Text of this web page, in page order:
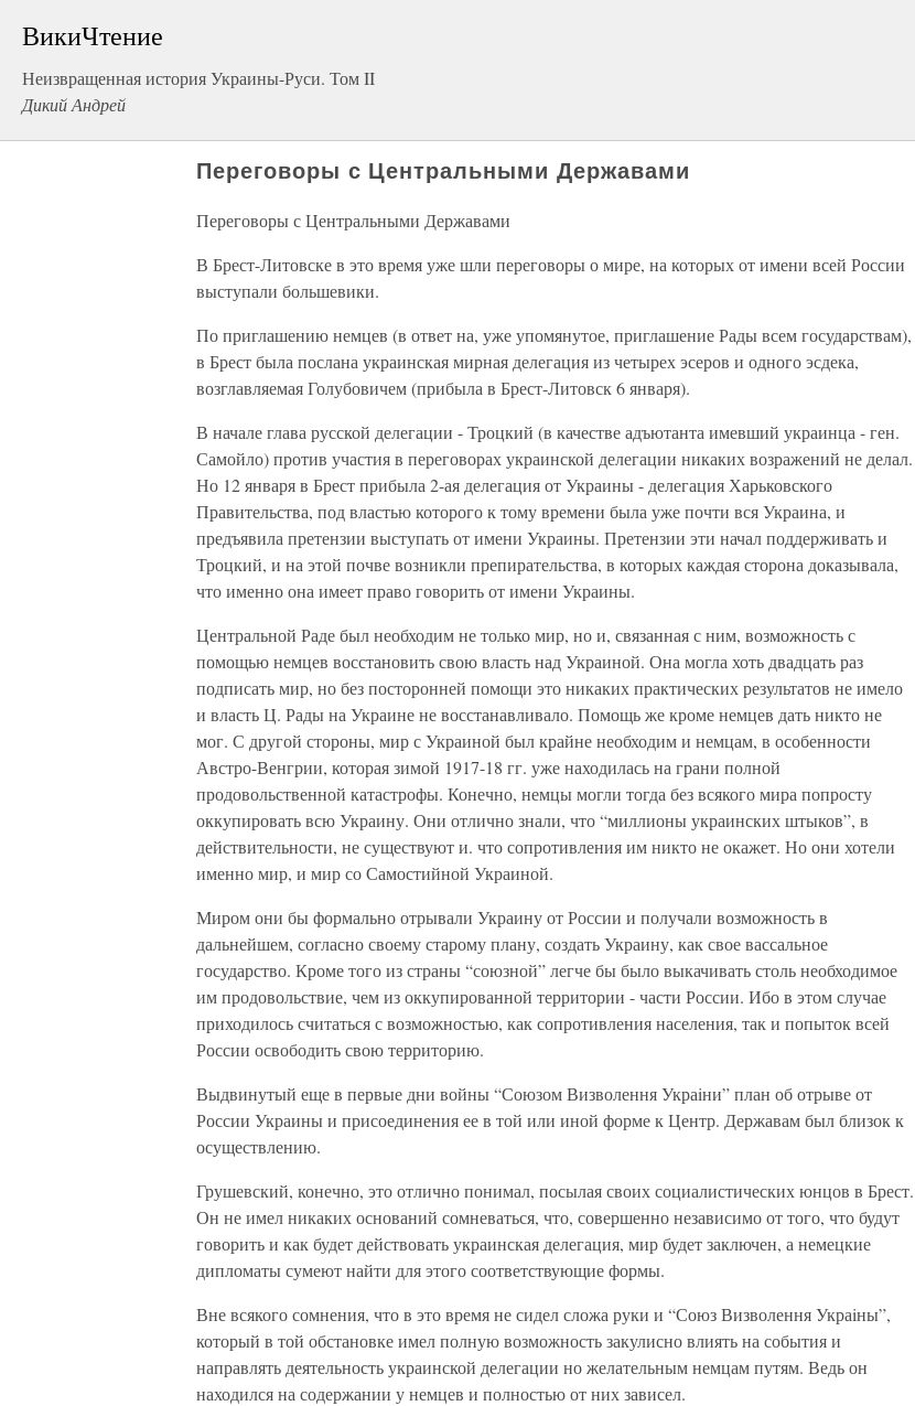
ВикиЧтение
Неизвращенная история Украины-Руси. Том II
Дикий Андрей
Переговоры с Центральными Державами
Переговоры с Центральными Державами
В Брест-Литовске в это время уже шли переговоры о мире, на которых от имени всей России
выступали большевики.
По приглашению немцев (в ответ на, уже упомянутое, приглашение Рады всем государствам),
в Брест была послана украинская мирная делегация из четырех эсеров и одного эсдека,
возглавляемая Голубовичем (прибыла в Брест-Литовск 6 января).
В начале глава русской делегации - Троцкий (в качестве адъютанта имевший украинца - ген.
Самойло) против участия в переговорах украинской делегации никаких возражений не делал.
Но 12 января в Брест прибыла 2-ая делегация от Украины - делегация Харьковского
Правительства, под властью которого к тому времени была уже почти вся Украина, и
предъявила претензии выступать от имени Украины. Претензии эти начал поддерживать и
Троцкий, и на этой почве возникли препирательства, в которых каждая сторона доказывала,
что именно она имеет право говорить от имени Украины.
Центральной Раде был необходим не только мир, но и, связанная с ним, возможность с
помощью немцев восстановить свою власть над Украиной. Она могла хоть двадцать раз
подписать мир, но без посторонней помощи это никаких практических результатов не имело
и власть Ц. Рады на Украине не восстанавливало. Помощь же кроме немцев дать никто не
мог. С другой стороны, мир с Украиной был крайне необходим и немцам, в особенности
Австро-Венгрии, которая зимой 1917-18 гг. уже находилась на грани полной
продовольственной катастрофы. Конечно, немцы могли тогда без всякого мира попросту
оккупировать всю Украину. Они отлично знали, что “миллионы украинских штыков”, в
действительности, не существуют и. что сопротивления им никто не окажет. Но они хотели
именно мир, и мир со Самостийной Украиной.
Миром они бы формально отрывали Украину от России и получали возможность в
дальнейшем, согласно своему старому плану, создать Украину, как свое вассальное
государство. Кроме того из страны “союзной” легче бы было выкачивать столь необходимое
им продовольствие, чем из оккупированной территории - части России. Ибо в этом случае
приходилось считаться с возможностью, как сопротивления населения, так и попыток всей
России освободить свою территорию.
Выдвинутый еще в первые дни войны “Союзом Визволення Украiни” план об отрыве от
России Украины и присоединения ее в той или иной форме к Центр. Державам был близок к
осуществлению.
Грушевский, конечно, это отлично понимал, посылая своих социалистических юнцов в Брест.
Он не имел никаких оснований сомневаться, что, совершенно независимо от того, что будут
говорить и как будет действовать украинская делегация, мир будет заключен, а немецкие
дипломаты сумеют найти для этого соответствующие формы.
Вне всякого сомнения, что в это время не сидел сложа руки и “Союз Визволення Украiны”,
который в той обстановке имел полную возможность закулисно влиять на события и
направлять деятельность украинской делегации но желательным немцам путям. Ведь он
находился на содержании у немцев и полностью от них зависел.